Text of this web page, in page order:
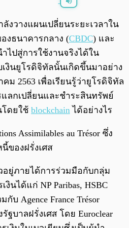
งวางแผนเปลี่ยนระยะเวลาใน
งธนาคารกลาง (CBDC) และ
ไปสู่การใช้งานจริงได้ใน
งินยูโรดิจิทัลนั้นเกิดขึ้นมาอย่าง
ม 2563 เพื่อเรียนรู้ว่ายูโรดิจิทัล
ลกเปลี่ยนและชำระสินทรัพย์
โดยใช้ blockchain ได้อย่างไร
Assimilables au Trésor ซึ่ง
ของฝรั่งเศส
ยู่ภายได้การร่วมมือกับกลุ่ม
นได้แก่ NP Paribas, HSBC
กับ Agence France Trésor
บาลฝรั่งเศส โดย Euroclear